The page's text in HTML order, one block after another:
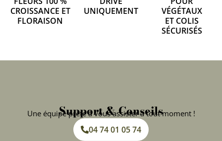
CROISSANCE ET
FLORAISON
UNIQUEMENT
VÉGÉTAUX
ET COLIS
SÉCURISÉS
Support & Conseils
Une équipe prête à vous assister à tout moment !
04 74 01 05 74